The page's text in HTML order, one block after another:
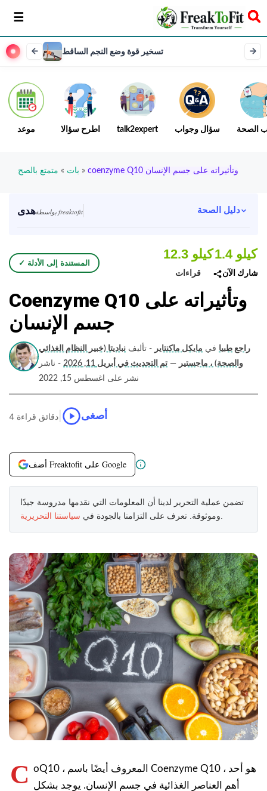
سخر
تسخير قوة وضع النجم الساقط
موعد اطرح سؤالا talk2expert سؤال وجواب الصحة
بات » متمتع بالصح » coenzyme Q10 وتأثيراته على جسم الإنسان
هدى بواسطة freaktofit دليل الصحة
✓ المستندة إلى الأدلة
12.3 كيلو
قراءات
1.4 كيلو
شارك الآن
Coenzyme Q10 وتأثيراته على
جسم الإنسان
راجع طبيا في مايكل ماكنتاير - تأليف نباديتا (خبير النظام الغذائي
والصحة) ، ماجستير — تم التحديث في أبريل 11, 2026
- ناشر
نشر على اغسطس 15, 2022
4 دقائق قراءة أصغى
أضف Freaktofit على Google
تضمن عملية التحرير لدينا أن المعلومات التي نقدمها مدروسة جيدًا
وموثوقة. تعرف على التزامنا بالجودة في سياستنا التحريرية
C oQ10 ، المعروف أيضًا باسم Coenzyme Q10 ، هو أحد
أهم العناصر الغذائية في جسم الإنسان. يوجد بشكل